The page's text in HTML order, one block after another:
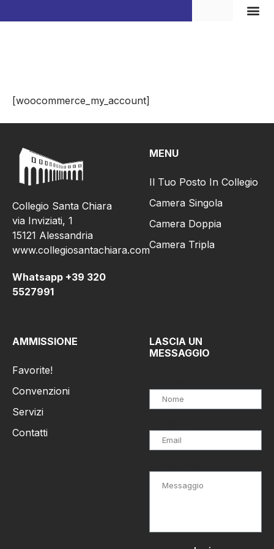
[woocommerce_my_account]
Collegio Santa Chiara
via Inviziati, 1
15121 Alessandria
www.collegiosantachiara.com
Whatsapp +39 320
5527991
MENU
Il Tuo Posto In Collegio
Camera Singola
Camera Doppia
Camera Tripla
AMMISSIONE
Favorite!
Convenzioni
Servizi
Contatti
LASCIA UN
MESSAGGIO